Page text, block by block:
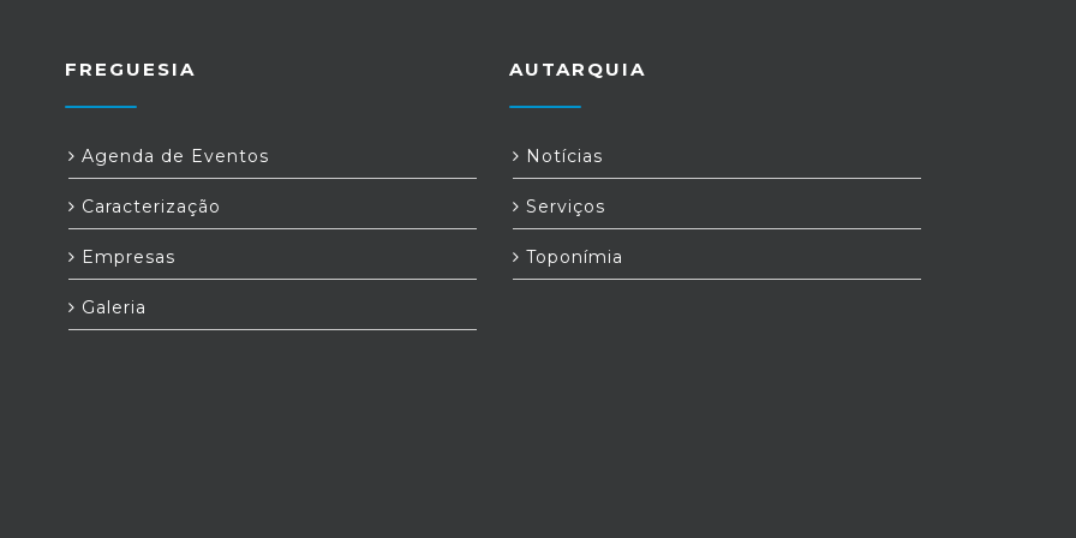
FREGUESIA
Agenda de Eventos
Caracterização
Empresas
Galeria
AUTARQUIA
Notícias
Serviços
Toponímia